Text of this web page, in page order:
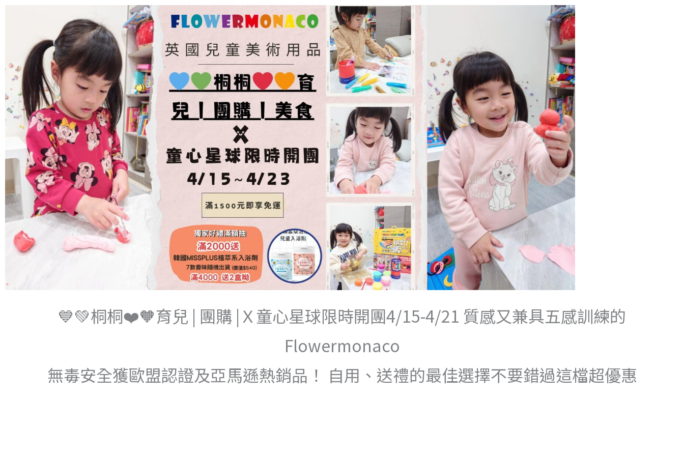
💙💚桐桐❤️🧡育兒 | 團購 |Ｘ童心星球限時開團4/15-4/21 質感又兼具五感訓練的
Flowermonaco
無毒安全獲歐盟認證及亞馬遜熱銷品！ 自用、送禮的最佳選擇不要錯過這檔超優惠